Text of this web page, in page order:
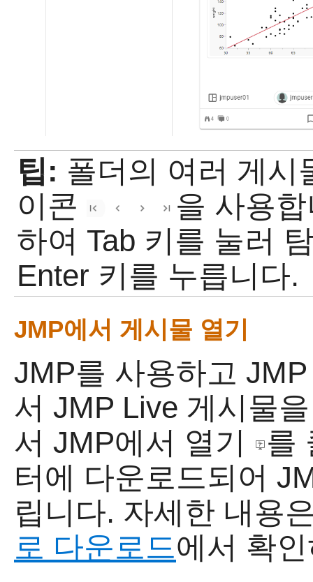
팁: 폴더의 여러 게시
이콘
을 사용
하여 Tab 키를 눌러
Enter 키를 누릅니다.
JMP에서 게시물 열기
JMP를 사용하고
서 JMP Live 게시물
서 JMP에서 열기
를
터에 다운로드되어
립니다. 자세한 내용
로 다운로드에서 확